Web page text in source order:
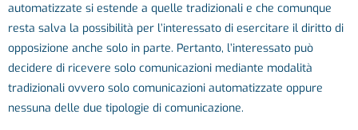
automatizzate si estende a quelle tradizionali e che comunque
resta salva la possibilità per l’interessato di esercitare il diritto di
opposizione anche solo in parte. Pertanto, l’interessato può
decidere di ricevere solo comunicazioni mediante modalità
tradizionali ovvero solo comunicazioni automatizzate oppure
nessuna delle due tipologie di comunicazione.